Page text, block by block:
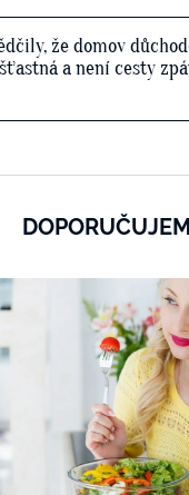
že domov
a není cesty